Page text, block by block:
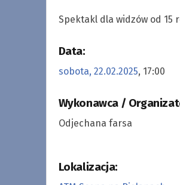
Spektakl dla widzów od 15
Data:
sobota, 22.02.2025, 17:00
Wykonawca /
Odjechana farsa
Lokalizacja: